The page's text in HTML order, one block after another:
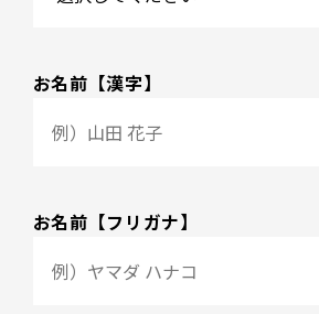
お名前【漢字】
お名前【フリガナ】